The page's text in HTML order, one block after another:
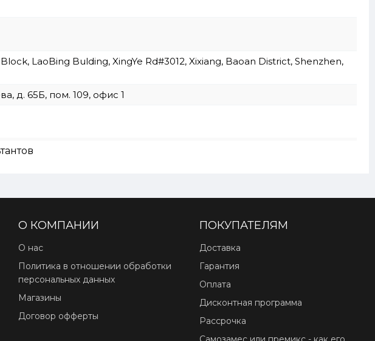
LaoBing Bulding, XingYe Rd#3012, Xixiang, Baoan District, Shenzhen,
д. 65Б, пом. 109, офис 1
О КОМПАНИИ
О нас
Политика в отношении обработки
персональных данных
Магазины
Договор офферты
ПОКУПАТЕЛЯМ
Доставка
Гарантия
Оплата
Дисконтная программа
Рассрочка